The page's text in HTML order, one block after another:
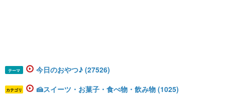
テーマ 今日のおやつ♪ (27526)
カテゴリ 🍰スイーツ・お菓子・食べ物・飲み物 (1025)